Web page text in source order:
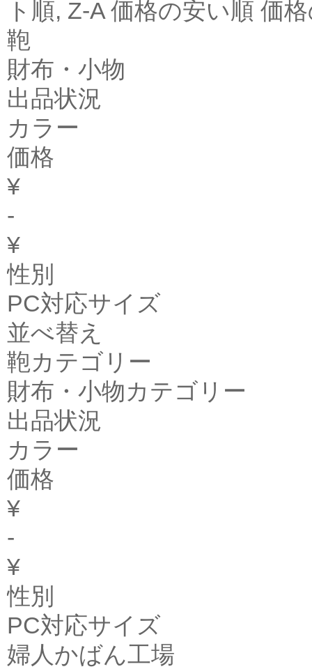
ト順, Z-A 価格の安い順 価
鞄
財布・小物
出品状況
カラー
価格
¥
-
¥
性別
PC対応サイズ
並べ替え
鞄カテゴリー
財布・小物カテゴリー
出品状況
カラー
価格
¥
-
¥
性別
PC対応サイズ
婦人かばん工場